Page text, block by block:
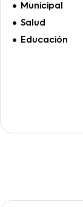
Municipal
Salud
Educación